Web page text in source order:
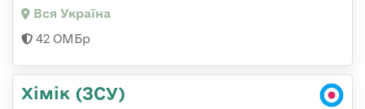
Вся Україна
42 ОМБр
Хімік (ЗСУ)